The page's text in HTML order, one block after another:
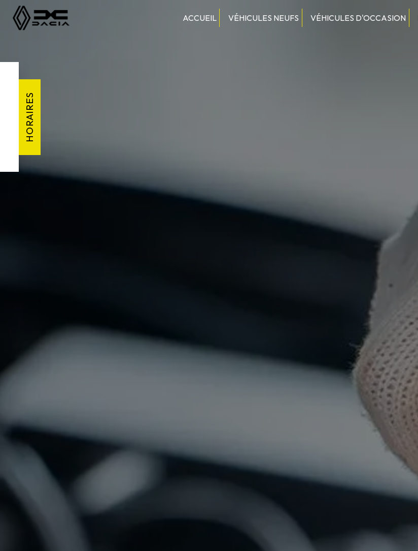
HORAIRES
ACCUEIL VÉHICULES NEUFS VÉHICULES D'OCCASION
Panneau de gestion des cookies